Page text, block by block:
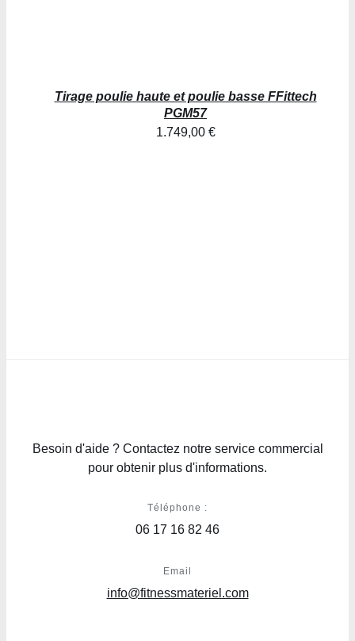
Tirage poulie haute et poulie basse FFittech
PGM57
1.749,00 €
Besoin d'aide ? Contactez notre service commercial
pour obtenir plus d'informations.
Téléphone :
06 17 16 82 46
Email
info@fitnessmateriel.com